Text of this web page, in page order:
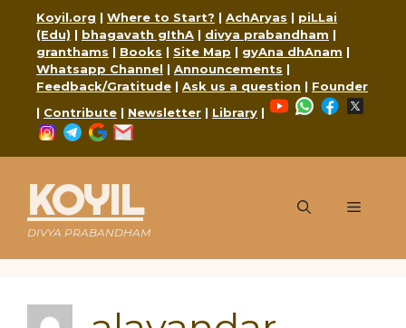
content
Koyil.org | Where to Start? | AchAryas | piLLai
(Edu) | bhagavath gIthA | divya prabandham |
granthams | Books | Site Map | gyAna dhAnam |
Whatsapp Channel | Announcements |
Feedback/Gratitude | Ask us a question | Founder
| Contribute | Newsletter | Library |
YouTubeWhatsApp
Facebook
Instagram
Telegram
Google
KOYIL
DIVYA PRABANDHAM
Menu